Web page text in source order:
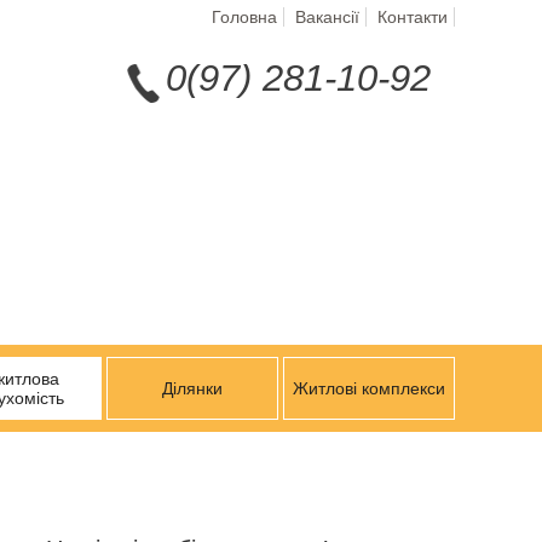
Головна Вакансії Контакти
0(97) 281-10-92
Ділянки Житлові комплекси